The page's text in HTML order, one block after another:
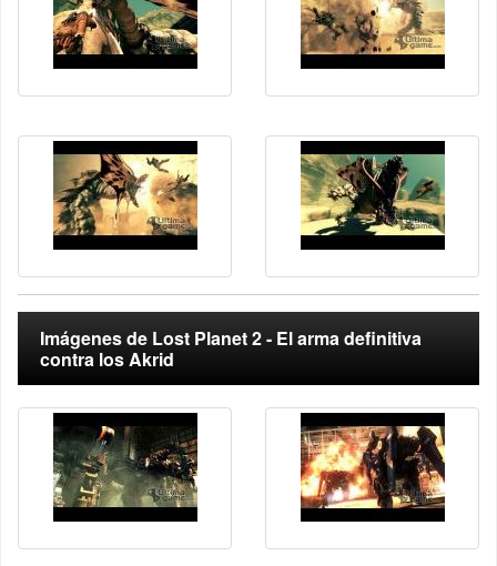
Imágenes de Lost Planet 2 - El arma definitiva
contra los Akrid